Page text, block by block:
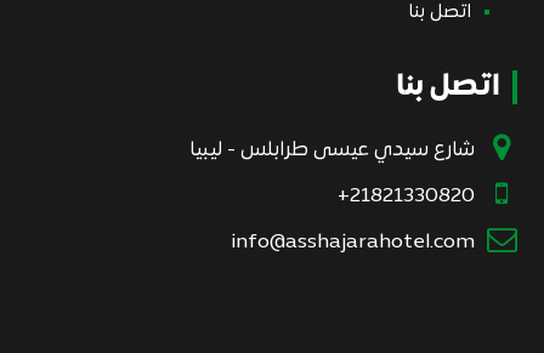
اتصل بنا
اتصل بنا
شارع سيدي عيسى طرابلس - ليبيا
21821330820+
info@asshajarahotel.com